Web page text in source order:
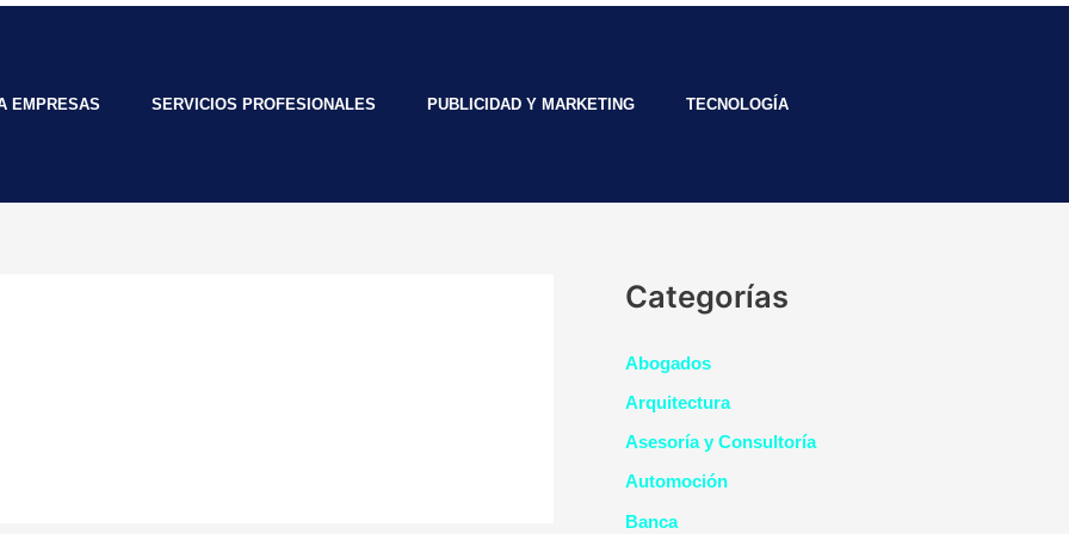
EMPRESAS SERVICIOS PROFESIONALES PUBLICIDAD Y MARKETING TECNOLOGÍA
Categorías
Abogados
Arquitectura
Asesoría y Consultoría
Automoción
Banca